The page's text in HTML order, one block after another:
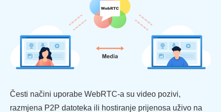
Česti načini uporabe WebRTC-a su video pozivi,
razmjena P2P datoteka ili hostiranje prijenosa uživo na